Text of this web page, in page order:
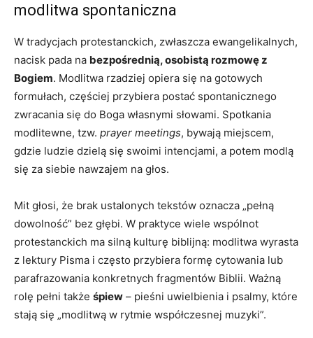
modlitwa spontaniczna
W tradycjach protestanckich, zwłaszcza ewangelikalnych,
nacisk pada na bezpośrednią, osobistą rozmowę z
Bogiem. Modlitwa rzadziej opiera się na gotowych
formułach, częściej przybiera postać spontanicznego
zwracania się do Boga własnymi słowami. Spotkania
modlitewne, tzw. prayer meetings, bywają miejscem,
gdzie ludzie dzielą się swoimi intencjami, a potem modlą
się za siebie nawzajem na głos.
Mit głosi, że brak ustalonych tekstów oznacza „pełną
dowolność” bez głębi. W praktyce wiele wspólnot
protestanckich ma silną kulturę biblijną: modlitwa wyrasta
z lektury Pisma i często przybiera formę cytowania lub
parafrazowania konkretnych fragmentów Biblii. Ważną
rolę pełni także śpiew – pieśni uwielbienia i psalmy, które
stają się „modlitwą w rytmie współczesnej muzyki”.